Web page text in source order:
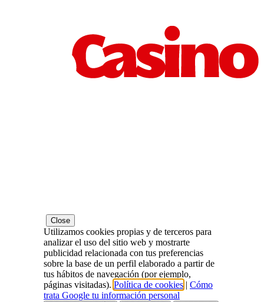
Close
Utilizamos cookies propias y de terceros para
analizar el uso del sitio web y mostrarte
publicidad relacionada con tus preferencias
sobre la base de un perfil elaborado a partir de
tus hábitos de navegación (por ejemplo,
páginas visitadas). Política de cookies | Cómo
trata Google tu información personal